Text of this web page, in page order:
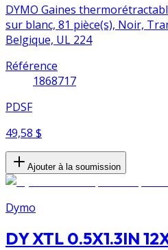
DYMO Gaines
sur blanc, 81 pièce(s), Noir,
Belgique, UL 224
Référence
1868717
PDSF
49,58 $
Ajouter à la soumission
Dymo
DY XTL 0.5X1.3IN